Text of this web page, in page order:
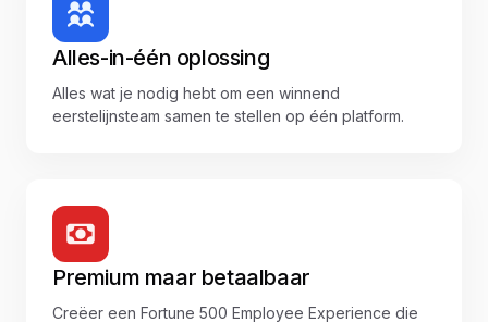
Alles-in-één oplossing
Alles wat je nodig hebt om een winnend
eerstelijnsteam samen te stellen op één platform.
Premium maar betaalbaar
Creëer een Fortune 500 Employee Experience die